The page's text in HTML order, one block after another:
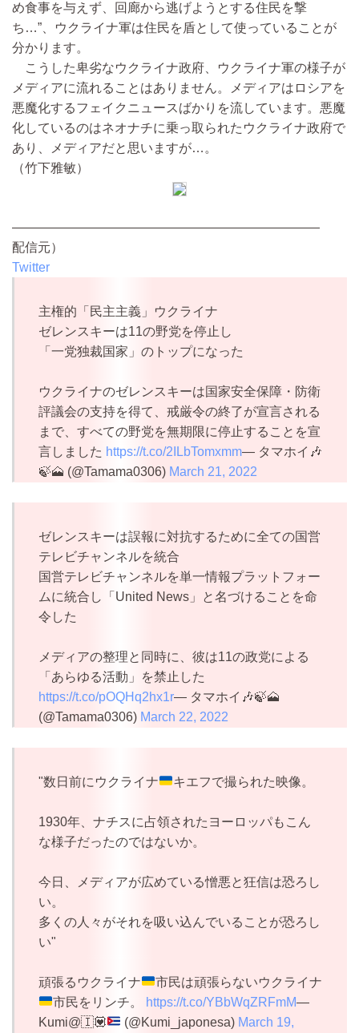
め食事を与えず、回廊から逃げようとする住民を撃
ち…”、ウクライナ軍は住民を盾として使っていることが
分かります。
こうした卑劣なウクライナ政府、ウクライナ軍の様子が
メディアに流れることはありません。メディアはロシアを
悪魔化するフェイクニュースばかりを流しています。悪魔
化しているのはネオナチに乗っ取られたウクライナ政府で
あり、メディアだと思いますが…。
（竹下雅敏）
————————————————————————
配信元）
Twitter
主権的「民主主義」ウクライナ
ゼレンスキーは11の野党を停止し
「一党独裁国家」のトップになった
ウクライナのゼレンスキーは国家安全保障・防衛
評議会の支持を得て、戒厳令の終了が宣言される
まで、すべての野党を無期限に停止することを宣
言しました https://t.co/2ILbTomxmm— タマホイ🎶
🍃🗻 (@Tamama0306) March 21, 2022
ゼレンスキーは誤報に対抗するために全ての国営
テレビチャンネルを統合
国営テレビチャンネルを単一情報プラットフォー
ムに統合し「United News」と名づけることを命
令した
メディアの整理と同時に、彼は11の政党による
「あらゆる活動」を禁止した
https://t.co/pOQHq2hx1r— タマホイ🎶🍃🗻
(@Tamama0306) March 22, 2022
"数日前にウクライナ キエフで撮られた映像。
1930年、ナチスに占領されたヨーロッパもこん
な様子だったのではないか。
今日、メディアが広めている憎悪と狂信は恐ろし
い。
多くの人々がそれを吸い込んでいることが恐ろし
い"
頑張るウクライナ
市民は頑張らないウクライナ
市民をリンチ。
https://t.co/YBbWqZRFmM—
Kumi@🇮💟 (@Kumi_japonesa) March 19,